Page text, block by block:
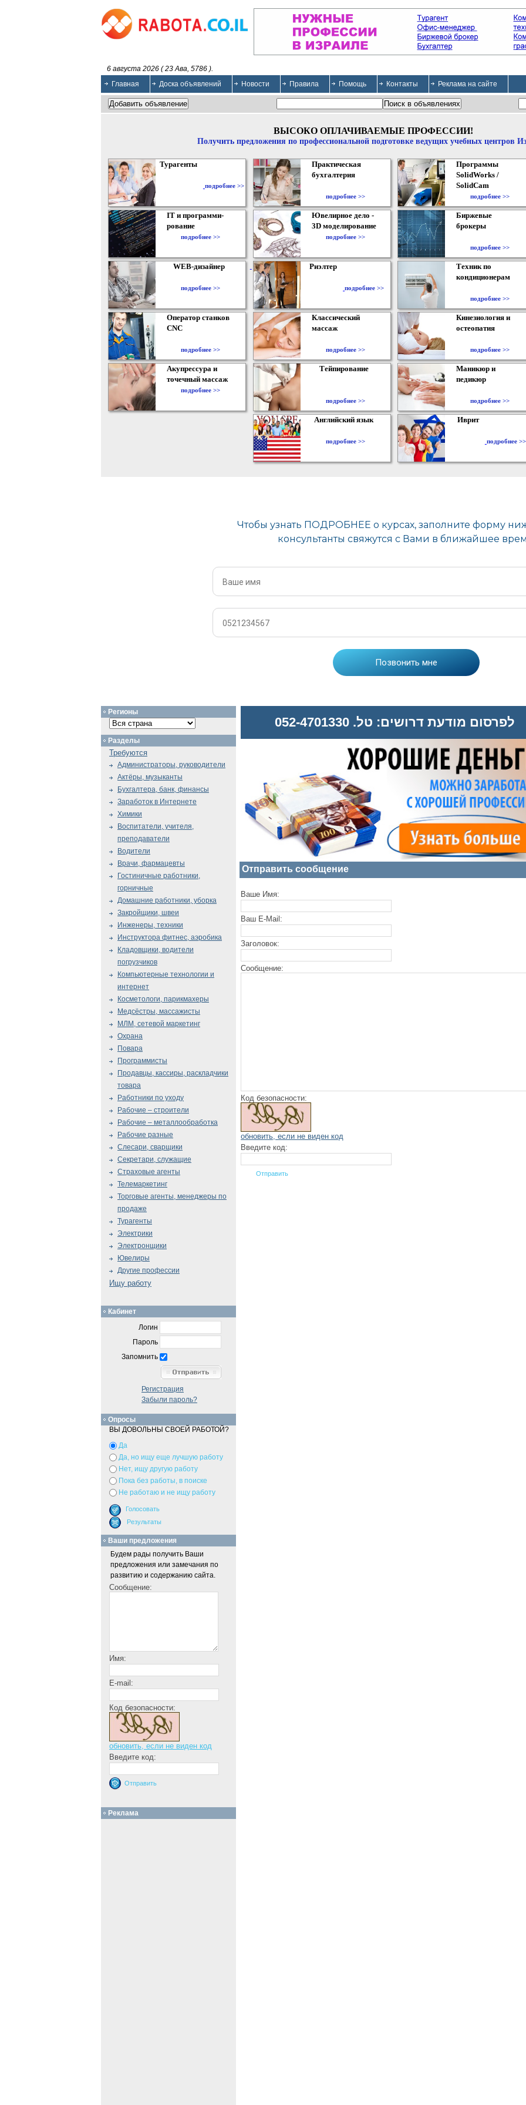
6 августа 2026 ( 23 Ава, 5786 ).
Главная
Доска объявлений Новости Правила Помощь Контакты Реклама на сайте
ВЫСОКО ОПЛАЧИВАЕМЫЕ ПРОФЕССИИ!
Получить предложения по профессиональной подготовке ведущих учебных центров
Турагенты
подробнее >>
Практическая
бухгалтерия
подробнее >>
Программы
SolidWorks /
SolidCam
подробнее >>
IT и программи-
рование
подробнее >>
Ювелирное дело -
3D моделирование
подробнее >>
Биржевые
брокеры
подробнее >>
WEB-дизайнер
подробнее >>
Риэлтер
подробнее >>
Техник по
кондиционерам
подробнее >>
Оператор станков
CNC
подробнее >>
Классический
массаж
подробнее >>
Кинезиология и
остеопатия
подробнее >>
Акупрессура и
точечный массаж
подробнее >>
Тейпирование
подробнее >>
Маникюр и
педикюр
подробнее >>
Английский язык
подробнее >>
Иврит
подробнее >>
לפרסום מודעת דרושים: טל. 052-4701330
Отправить сообщение
Ваше Имя:
Ваш E-Mail:
Заголовок:
Сообщение:
Код безопасности:
обновить, если не виден код
Введите код:
Регионы
Разделы
Требуются
Администраторы, руководители
Актёры, музыканты
Бухгалтера, банк, финансы
Заработок в Интернете
Химики
Воспитатели, учителя,
преподаватели
Водители
Врачи, фармацевты
Гостиничные работники,
горничные
Домашние работники, уборка
Закройщики, швеи
Инженеры, техники
Инструктора фитнес, аэробика
Кладовщики, водители
погрузчиков
Компьютерные технологии и
интернет
Косметологи, парикмахеры
Медсёстры, массажисты
МЛМ, сетевой маркетинг
Охрана
Повара
Программисты
Продавцы, кассиры, раскладчики
товара
Работники по уходу
Рабочие – строители
Рабочие – металлообработка
Рабочие разные
Слесари, сварщики
Секретари, служащие
Страховые агенты
Телемаркетинг
Торговые агенты, менеджеры по
продаже
Турагенты
Электрики
Электронщики
Ювелиры
Другие профессии
Ищу работу
Кабинет
Логин
Пароль
Запомнить
Регистрация
Забыли пароль?
Опросы
ВЫ ДОВОЛЬНЫ СВОЕЙ РАБОТОЙ?
Да
Да, но ищу еще лучшую работу
Нет, ищу другую работу
Пока без работы, в поиске
Не работаю и не ищу работу
Ваши предложения
Будем рады получить Ваши
предложения или замечания по
развитию и содержанию сайта.
Сообщение:
Имя:
E-mail:
Код безопасности:
обновить, если не виден код
Введите код:
Реклама